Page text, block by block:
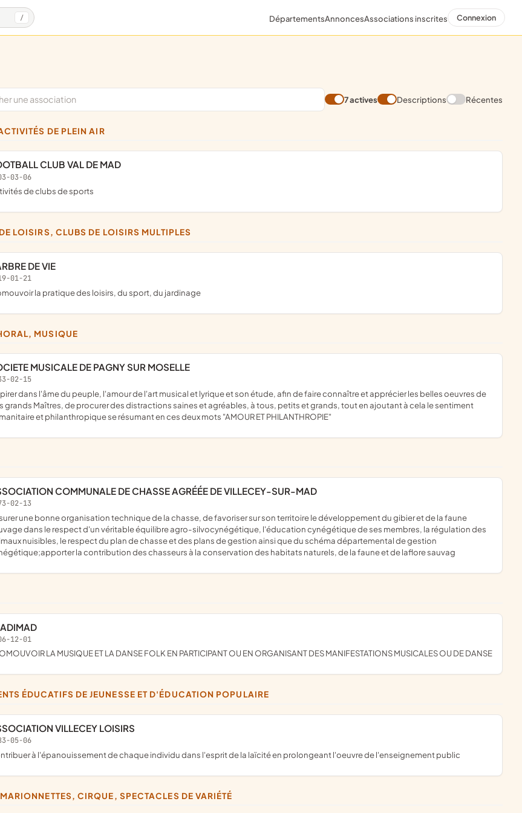
/ DépartementsAnnoncesAssociations inscrites Connexion
7 actives Descriptions Récentes
DE PLEIN AIR
CLUB VAL DE MAD
03-06
de clubs de sports
DE LOISIRS, CLUBS DE LOISIRS MULTIPLES
DE VIE
01-21
la pratique des loisirs, du sport, du jardinage
MUSIQUE
MUSICALE DE PAGNY SUR MOSELLE
02-15
grands Maîtres, de procurer des distractions saines et agréables, à tous, petits et grands, tout en ajoutant à cela le sentiment
et philanthropique se résumant en ces deux mots "AMOUR ET PHILANTHROPIE"
COMMUNALE DE CHASSE AGRÉÉE DE VILLECEY-SUR-MAD
02-13
dans le respect d'un véritable équilibre agro-silvocynégétique, l'éducation cynégétique de ses membres, la régulation des
nuisibles, le respect du plan de chasse et des plans de gestion ainsi que du schéma départemental de gestion
la contribution des chasseurs à la conservation des habitats naturels, de la faune et de laflore sauvag
12-01
LA MUSIQUE ET LA DANSE FOLK EN PARTICIPANT OU EN ORGANISANT DES MANIFESTATIONS MUSICALES OU DE DANSE
ÉDUCATIFS DE JEUNESSE ET D'ÉDUCATION POPULAIRE
VILLECEY LOISIRS
05-06
à l'épanouissement de chaque individu dans l'esprit de la laïcité en prolongeant l'oeuvre de l'enseignement public
MARIONNETTES, CIRQUE, SPECTACLES DE VARIÉTÉ